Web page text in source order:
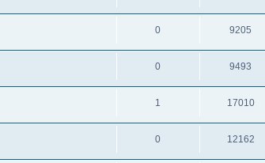
0 9205
0 9493
1 17010
0 12162